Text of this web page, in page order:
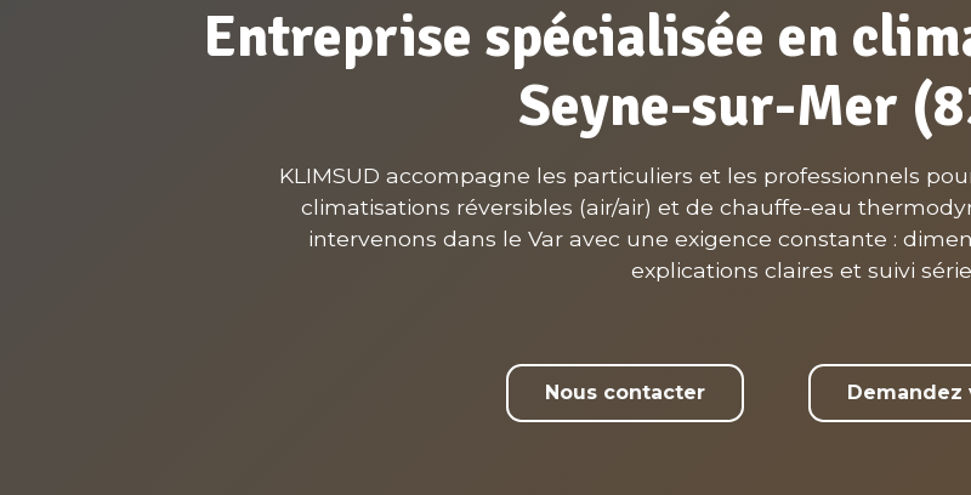
Entreprise spécialisée en
Seyne-sur-Mer
KLIMSUD accompagne les particuliers et les professionnels
climatisations réversibles (air/air) et de chauffe-eau
intervenons dans le Var avec une exigence constante :
explications claires et suivi
Nous contacter Demandez